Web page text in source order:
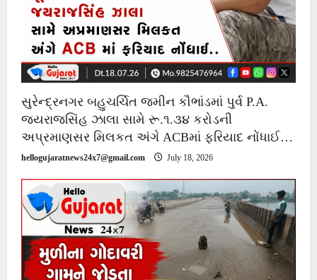
સુરેન્દ્રનગર બહુચર્ચિત જમીન કૌભાંડમાં પુર્વ P.A.
જયરાજસિંહ ઝાલા સામે રૂ.૧.૩૪ કરોડની
અપ્રમાણસર મિલકત અંગે ACBમાં ફરિયાદ નોંધાઈ…
hellogujaratnews24x7@gmail.com July 18, 2026